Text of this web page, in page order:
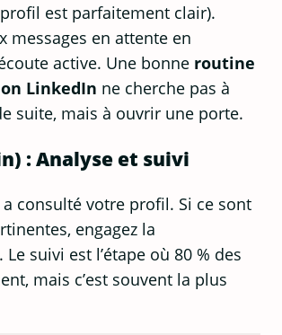
est parfaitement clair).
messages en attente en
active. Une bonne routine
LinkedIn ne cherche pas à
suite, mais à ouvrir une porte.
: Analyse et suivi
a consulté votre profil. Si ce sont
engagez la
suivi est l’étape où 80 % des
mais c’est souvent la plus